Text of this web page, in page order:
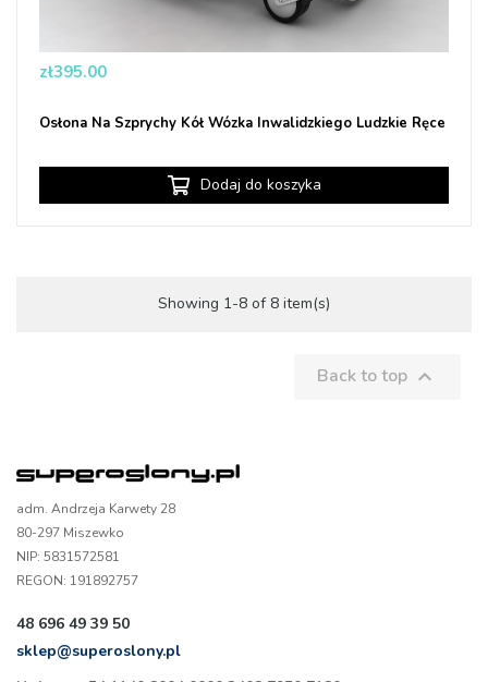
Price
zł395.00
Osłona Na Szprychy Kół Wózka Inwalidzkiego Ludzkie Ręce
Dodaj do koszyka
Showing 1-8 of 8 item(s)
Back to top 
adm. Andrzeja Karwety 28
80-297 Miszewko
NIP: 5831572581
REGON: 191892757
48 696 49 39 50
sklep@superoslony.pl